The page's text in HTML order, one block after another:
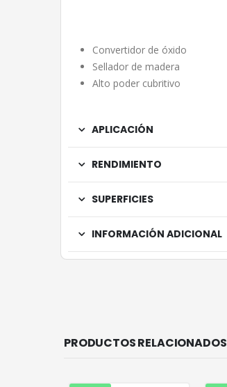
Convertidor de óxido
Sellador de madera
Alto poder cubritivo
APLICACIÓN
RENDIMIENTO
SUPERFICIES
INFORMACIÓN ADICIONAL
PRODUCTOS RELACIONADOS